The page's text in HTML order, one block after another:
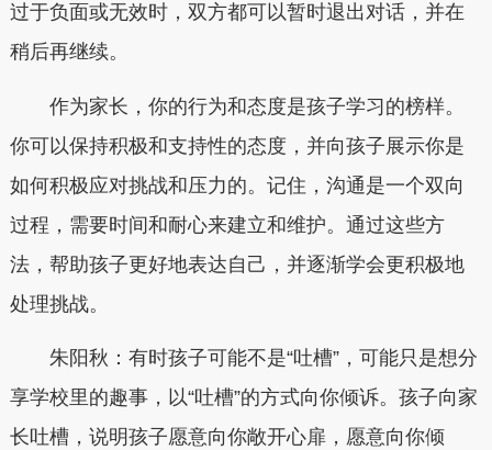
过于负面或无效时，双方都可以暂时退出对话，并在
稍后再继续。
作为家长，你的行为和态度是孩子学习的榜样。
你可以保持积极和支持性的态度，并向孩子展示你是
如何积极应对挑战和压力的。记住，沟通是一个双向
过程，需要时间和耐心来建立和维护。通过这些方
法，帮助孩子更好地表达自己，并逐渐学会更积极地
处理挑战。
朱阳秋：有时孩子可能不是“吐槽”，可能只是想分
享学校里的趣事，以“吐槽”的方式向你倾诉。孩子向家
长吐槽，说明孩子愿意向你敞开心扉，愿意向你倾